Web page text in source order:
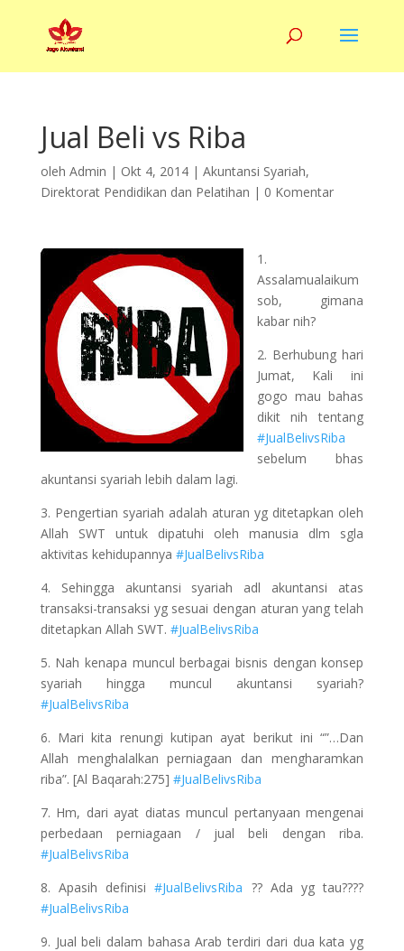
Jual Beli vs Riba
oleh Admin | Okt 4, 2014| Akuntansi Syariah,
Direktorat Pendidikan dan Pelatihan | 0 Komentar
1.
Assalamualaikum
sob, gimana
kabar nih?
2. Berhubung hari
Jumat, Kali ini
gogo mau bahas
dikit nih tentang
#JualBelivsRiba
sebelum bhas
akuntansi syariah lebih dalam lagi.
3. Pengertian syariah adalah aturan yg ditetapkan oleh
Allah SWT untuk dipatuhi oleh manusia dlm sgla
aktivitas kehidupannya #JualBelivsRiba
4. Sehingga akuntansi syariah adl akuntansi atas
transaksi-transaksi yg sesuai dengan aturan yang telah
ditetapkan Allah SWT. #JualBelivsRiba
5. Nah kenapa muncul berbagai bisnis dengan konsep
syariah hingga muncul akuntansi syariah?
#JualBelivsRiba
6. Mari kita renungi kutipan ayat berikut ini “”…Dan
Allah menghalalkan perniagaan dan mengharamkan
riba”. [Al Baqarah:275] #JualBelivsRiba
7. Hm, dari ayat diatas muncul pertanyaan mengenai
perbedaan perniagaan / jual beli dengan riba.
#JualBelivsRiba
8. Apasih definisi#JualBelivsRiba ?? Ada yg tau????
#JualBelivsRiba
9. Jual beli dalam bahasa Arab terdiri dari dua kata yg